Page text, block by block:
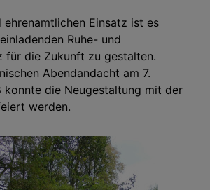
ehrenamtlichen Einsatz ist es
Ruhe- und
für die Zukunft zu gestalten.
Abendandacht am 7.
konnte die Neugestaltung mit der
werden.